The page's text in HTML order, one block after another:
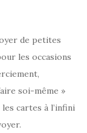
de petites
les occasions
soi-même »
cartes à l’infini